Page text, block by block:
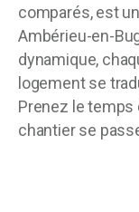
comparés, est
Ambérieu-en-
dynamique,
logement se
Prenez le temps
chantier se